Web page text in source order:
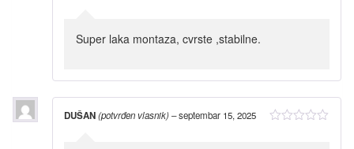
Super laka montaza, cvrste ,stabilne.
DUŠAN(potvrđen vlasnik)–septembar 15, 2025